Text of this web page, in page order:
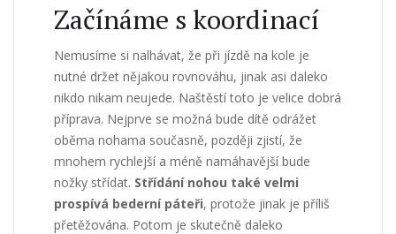
Začínáme s koordinací
Nemusíme si nalhávat, že při jízdě na kole je
nutné držet nějakou rovnováhu, jinak asi daleko
nikdo nikam neujede. Naštěstí toto je velice dobrá
příprava. Nejprve se možná bude dítě odrážet
oběma nohama současně, později zjistí, že
mnohem rychlejší a méně namáhavější bude
nožky střídat. Střídání nohou také velmi
prospívá bederní páteři, protože jinak je příliš
přetěžována. Potom je skutečně daleko